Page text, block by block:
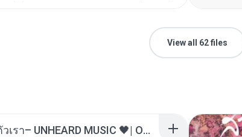
View all 62 files
ไม่มีใครรู้ตัวเรา– UNHEARD MUSIC 🖤| Official Lyric Video | เพลงสู้ชีวิต